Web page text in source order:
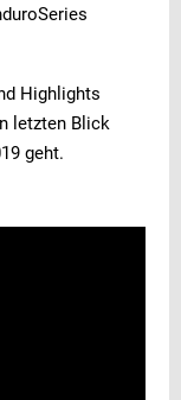
Highlights
letzten Blick
geht.